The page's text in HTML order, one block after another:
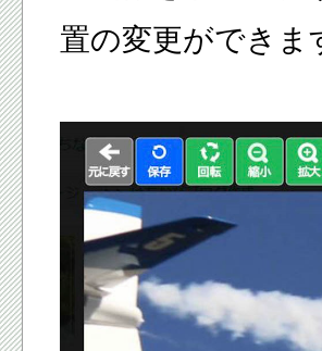
置の変更ができま